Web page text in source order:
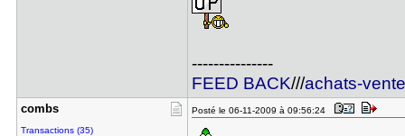
---------------
FEED BACK///achats-
combs
Transactions (35)
Posté le 06-11-2009 à 09:56:24